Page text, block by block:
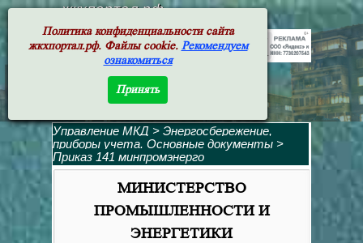
жкхпортал.рф
Управление МКД > Энергосбережение,
приборы учета. Основные документы >
Приказ 141 минпромэнерго
МИНИСТЕРСТВО
ПРОМЫШЛЕННОСТИ И
ЭНЕРГЕТИКИ
Политика конфиденциальности сайта
жкхпортал.рф. Файлы cookie. Рекомендуем
ознакомиться
Принять